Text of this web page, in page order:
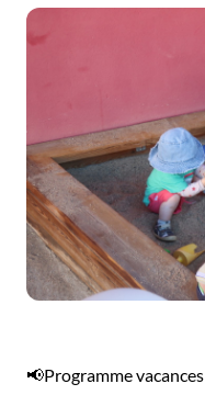
📢Programme